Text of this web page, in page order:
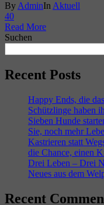
By AdminIn Aktuell
40
Read More
Suchen
Recent Posts
Happy Ends, die
Schützlinge haben
Sieben Hunde
Sie, noch mehr
Kastrieren statt
die Chance, einen
Drei Leben – Drei
Neues aus dem
Recent